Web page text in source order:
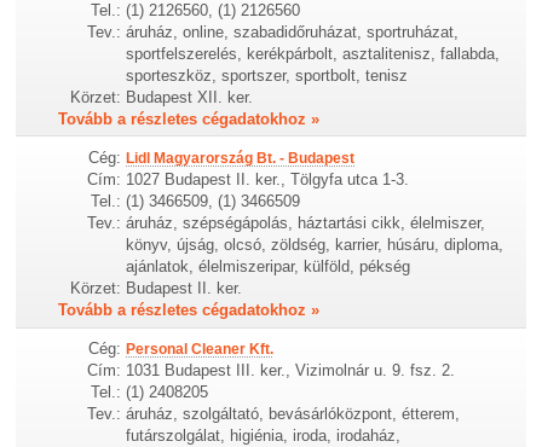
Tel.: (1) 2126560, (1) 2126560
Tev.: áruház, online, szabadidőruházat, sportruházat,
sportfelszerelés, kerékpárbolt, asztalitenisz, fallabda,
sporteszköz, sportszer, sportbolt, tenisz
Körzet: Budapest XII. ker.
Tovább a részletes cégadatokhoz »
Cég: Lidl Magyarország Bt. - Budapest
Cím: 1027 Budapest II. ker., Tölgyfa utca 1-3.
Tel.: (1) 3466509, (1) 3466509
Tev.: áruház, szépségápolás, háztartási cikk, élelmiszer,
könyv, újság, olcsó, zöldség, karrier, húsáru, diploma,
ajánlatok, élelmiszeripar, külföld, pékség
Körzet: Budapest II. ker.
Tovább a részletes cégadatokhoz »
Cég: Personal Cleaner Kft.
Cím: 1031 Budapest III. ker., Vizimolnár u. 9. fsz. 2.
Tel.: (1) 2408205
Tev.: áruház, szolgáltató, bevásárlóközpont, étterem,
futárszolgálat, higiénia, iroda, irodaház,